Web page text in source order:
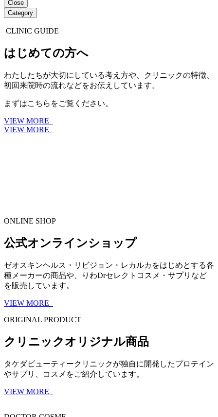
Close
Category
CLINIC GUIDE
はじめての方へ
わたしたちが大切にしている考え方や、クリニックの特徴、
初回来院時の流れなどをお伝えしています。
まずはこちらをご覧ください。
VIEW MORE
VIEW MORE
ONLINE SHOP
公式オンラインショップ
ゼオスキンヘルス・リビジョン・レカルカをはじめとする各
種メーカーの商品や、りわDrセレクトコスメ・サプリなど
を販売しています。
VIEW MORE
ORIGINAL PRODUCT
クリニックオリジナル商品
タケダビューティークリニックが独自に開発したプロテイン
やサプリ、コスメをご紹介しています。
VIEW MORE